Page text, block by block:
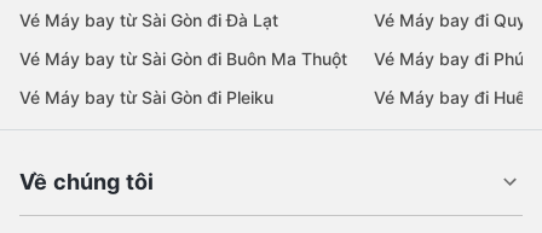
Vé Máy bay từ Sài Gòn đi Đà Lạt
Vé Máy bay từ Sài Gòn đi Buôn Ma Thuột
Vé Máy bay từ Sài Gòn đi Pleiku
Vé Máy bay đi Quy
Vé Máy bay đi Phú
Vé Máy bay đi Huế
Về chúng tôi